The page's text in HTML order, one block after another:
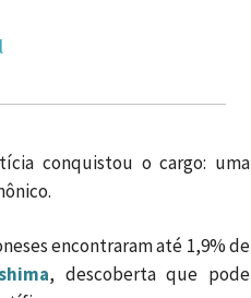
conquistou o cargo: uma
encontraram até 1,9% de
, descoberta que pode